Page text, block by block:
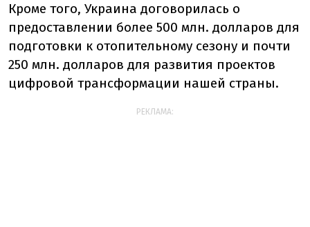
Кроме того, Украина договорилась о
предоставлении более 500 млн. долларов для
подготовки к отопительному сезону и почти
250 млн. долларов для развития проектов
цифровой трансформации нашей страны.
РЕКЛАМА: